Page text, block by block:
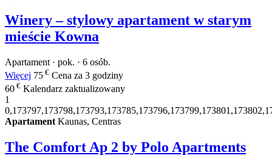
Winery – stylowy apartament w starym
mieście Kowna
Apartament · pok. · 6 osób.
Więcej 75 € Cena za 3 godziny
60 € Kalendarz zaktualizowany
1
ApartamentKaunas, Centras
The Comfort Ap 2 by Polo Apartments